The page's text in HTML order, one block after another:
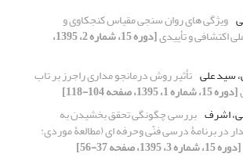
ویژگی های روان سنجی مقیاس کنجکاوی و
اکتشافی و تأییدی [دوره 15، شماره 2، 1395،
سید علی تأثیر روش درمانجو مداری راجرز بر تاب
[دوره 15، شماره 1، 1395، صفحه 104-118]
اشرف بررسی چگونگی تحقق بخشیدن به
در برنامۀ درسی فنّی وحرفه ای (مطالعۀ موردی:
[دوره 15، شماره 3، 1395، صفحه 37-56]